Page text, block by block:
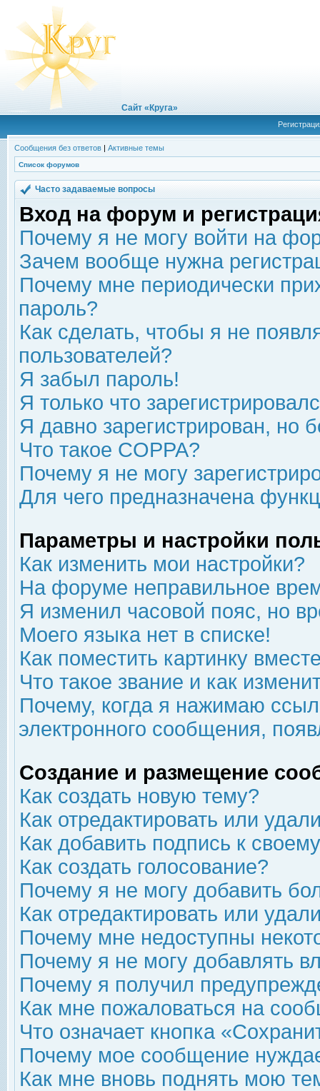
Сайт «Круга»
Сообщения без ответов | Активные темы
Список форумов
Часто задаваемые вопросы
Вход на форум и
Почему я не могу войти на
Зачем вообще нужна
Почему мне периодически
пароль?
Как сделать, чтобы я не
пользователей?
Я забыл пароль!
Я только что
Я давно зарегистрирован, но
Что такое COPPA?
Почему я не могу
Для чего предназначена
Параметры и настройки
Как изменить мои настройки?
На форуме неправильное
Я изменил часовой пояс, но
Моего языка нет в списке!
Как поместить картинку
Что такое звание и как
Почему, когда я нажимаю
электронного сообщения,
Создание и размещение
Как создать новую тему?
Как отредактировать или
Как добавить подпись к
Как создать голосование?
Почему я не могу добавить
Как отредактировать или
Почему мне недоступны
Почему я не могу добавлять
Почему я получил
Как мне пожаловаться на
Что означает кнопка
Почему мое сообщение
Как мне вновь поднять мою